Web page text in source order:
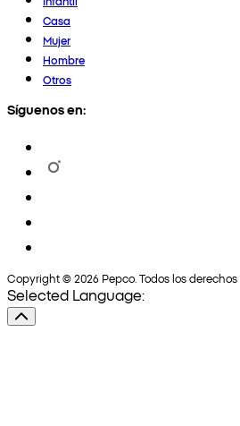
Casa
Mujer
Hombre
Otros
Síguenos en:
Copyright © 2026 Pepco. Todos los derechos
Selected Language: